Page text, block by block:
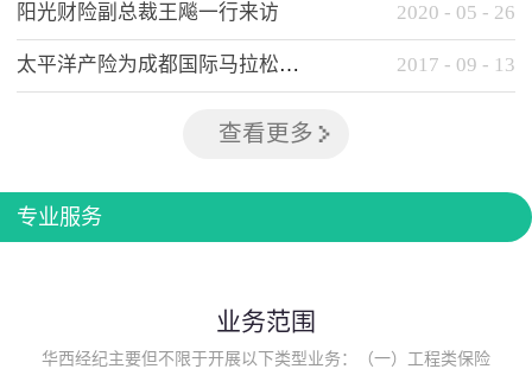
阳光财险副总裁王飚一行来访 2020 - 05 - 26
太平洋产险为成都国际马拉松提供全方位保险保障 2017 - 09 - 13
查看更多
专业服务
业务范围
华西经纪主要但不限于开展以下类型业务：（一）工程类保险